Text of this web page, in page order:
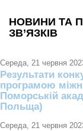
НОВИНИ ТА
ЗВ’ЯЗКІВ
Середа, 21 червня
Результати
програмою
Поморській
Польща)
Середа, 21 червня